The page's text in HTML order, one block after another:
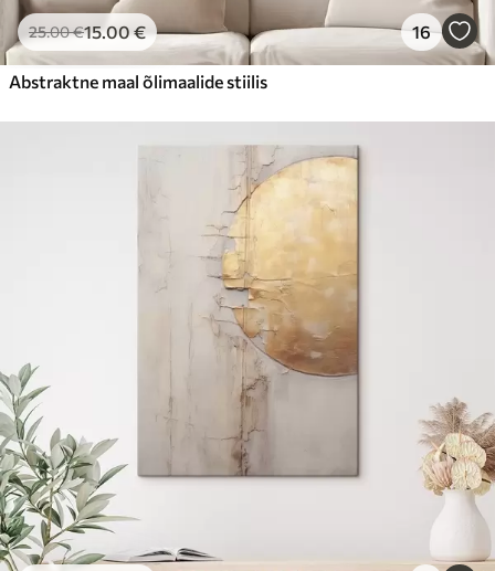
25.00€15.00€ 16
Abstraktne maal õlimaalide stiilis